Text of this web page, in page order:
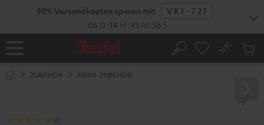
50% Versandkosten sparen mit
VKF-72F
06 D 14 H 43 M 57 S
Startseite Suche
No
ZUBEHÖR HDMI-ZUBEHÖR
(4)